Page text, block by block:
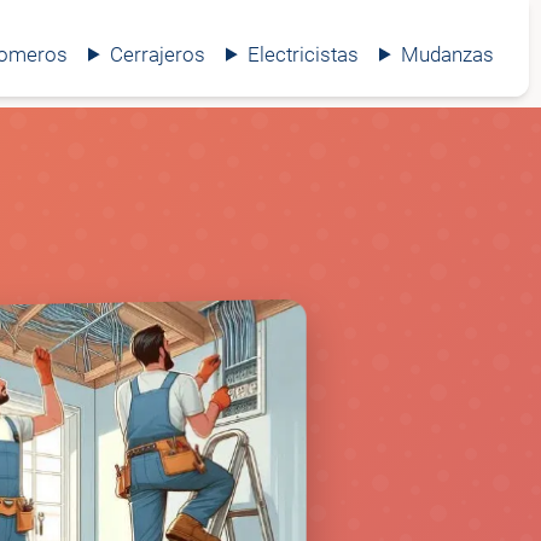
Cerrajeros Electricistas Mudanzas
⚡